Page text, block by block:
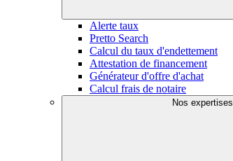
Alerte taux
Pretto Search
Calcul du taux d'endettement
Attestation de financement
Générateur d'offre d'achat
Calcul frais de notaire
Nos expertises